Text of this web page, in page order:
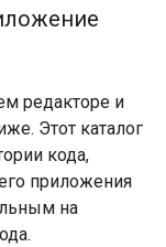
редакторе и
Этот каталог
кода,
приложения
на